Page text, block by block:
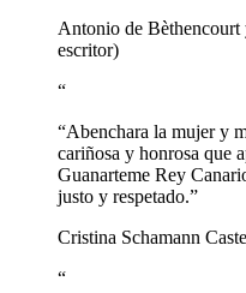
Antonio de Bèthencourt
escritor)
“
“Abenchara la mujer y
cariñosa y honrosa que
Guanarteme Rey
justo y respetado.”
Cristina Schamann
“